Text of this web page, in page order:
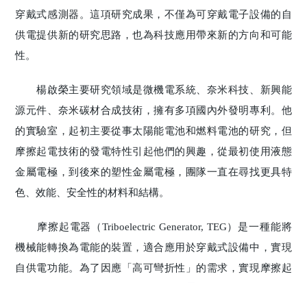
穿戴式感測器。這項研究成果，不僅為可穿戴電子設備的自
供電提供新的研究思路，也為科技應用帶來新的方向和可能
性。
楊啟榮主要研究領域是微機電系統、奈米科技、新興能
源元件、奈米碳材合成技術，擁有多項國內外發明專利。他
的實驗室，起初主要從事太陽能電池和燃料電池的研究，但
摩擦起電技術的發電特性引起他們的興趣，從最初使用液態
金屬電極，到後來的塑性金屬電極，團隊一直在尋找更具特
色、效能、安全性的材料和結構。
摩擦起電器（Triboelectric Generator, TEG）是一種能將
機械能轉換為電能的裝置，適合應用於穿戴式設備中，實現
自供電功能。為了因應「高可彎折性」的需求，實現摩擦起